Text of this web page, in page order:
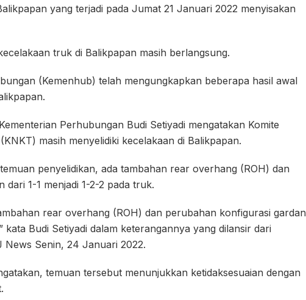
yang terjadi pada Jumat 21 Januari 2022 menyisakan
truk di Balikpapan masih berlangsung.
(Kemenhub) telah mengungkapkan beberapa hasil awal
Perhubungan Budi Setiyadi mengatakan Komite
masih menyelidiki kecelakaan di Balikpapan.
penyelidikan, ada tambahan rear overhang (ROH) dan
1-1 menjadi 1-2-2 pada truk.
rear overhang (ROH) dan perubahan konfigurasi gardan
kata Budi Setiyadi dalam keterangannya yang dilansir dari
Senin, 24 Januari 2022.
temuan tersebut menunjukkan ketidaksesuaian dengan